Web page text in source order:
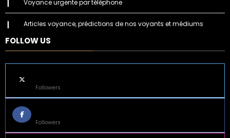
Voyance urgente par téléphone
Articles voyance, prédictions de nos voyants et médiums
FOLLOW US
Followers
Followers